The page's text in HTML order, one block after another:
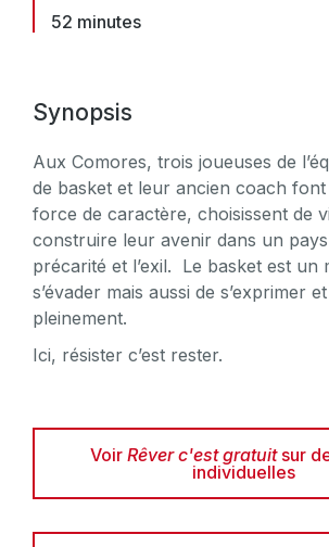
52 minutes
Synopsis
Aux Comores, trois joueuses de
de basket et leur ancien coach
force de caractère, choisissent de
construire leur avenir dans un
précarité et l’exil. Le basket est un
s’évader mais aussi de s’exprimer
pleinement.
Ici, résister c’est rester.
Voir Rêver c'est gratuitsur
individuelles